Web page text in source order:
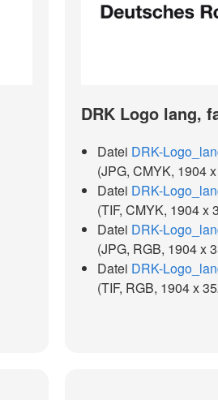
DRK Logo lang,
Datei DRK-
(JPG, CMYK, 1904
Datei DRK-
(TIF, CMYK, 1904 x
Datei DRK-
(JPG, RGB, 1904 x
Datei DRK-
(TIF, RGB, 1904 x